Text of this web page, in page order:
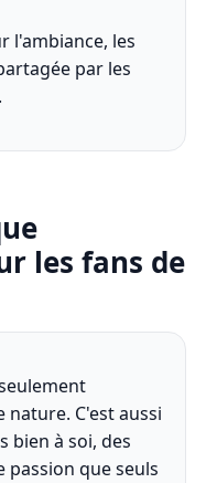
l'ambiance, les
par les
les fans de
C'est aussi
bien à soi, des
passion que seuls